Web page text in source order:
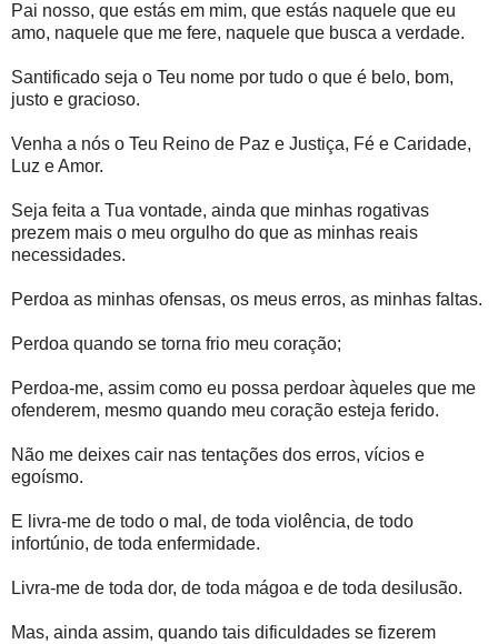
Pai nosso, que estás em mim, que estás naquele que eu
amo, naquele que me fere, naquele que busca a verdade.
Santificado seja o Teu nome por tudo o que é belo, bom,
justo e gracioso.
Venha a nós o Teu Reino de Paz e Justiça, Fé e Caridade,
Luz e Amor.
Seja feita a Tua vontade, ainda que minhas rogativas
prezem mais o meu orgulho do que as minhas reais
necessidades.
Perdoa as minhas ofensas, os meus erros, as minhas faltas.
Perdoa quando se torna frio meu coração;
Perdoa-me, assim como eu possa perdoar àqueles que me
ofenderem, mesmo quando meu coração esteja ferido.
Não me deixes cair nas tentações dos erros, vícios e
egoísmo.
E livra-me de todo o mal, de toda violência, de todo
infortúnio, de toda enfermidade.
Livra-me de toda dor, de toda mágoa e de toda desilusão.
Mas, ainda assim, quando tais dificuldades se fizerem